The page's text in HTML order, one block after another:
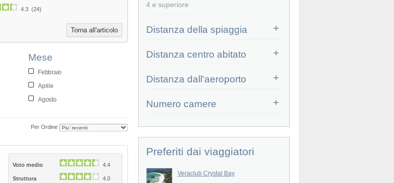
4.3 (24)
Torna all'articolo
Mese
Febbraio
Aprile
Agosto
Per Ordine
Voto medio
4.4
Struttura 4.0
4 e superiore
Distanza della spiaggia
Distanza centro abitato
Distanza dall'aeroporto
Numero camere
Preferiti dai viaggiatori
Bravo Garoda Veraclub Crystal Bay